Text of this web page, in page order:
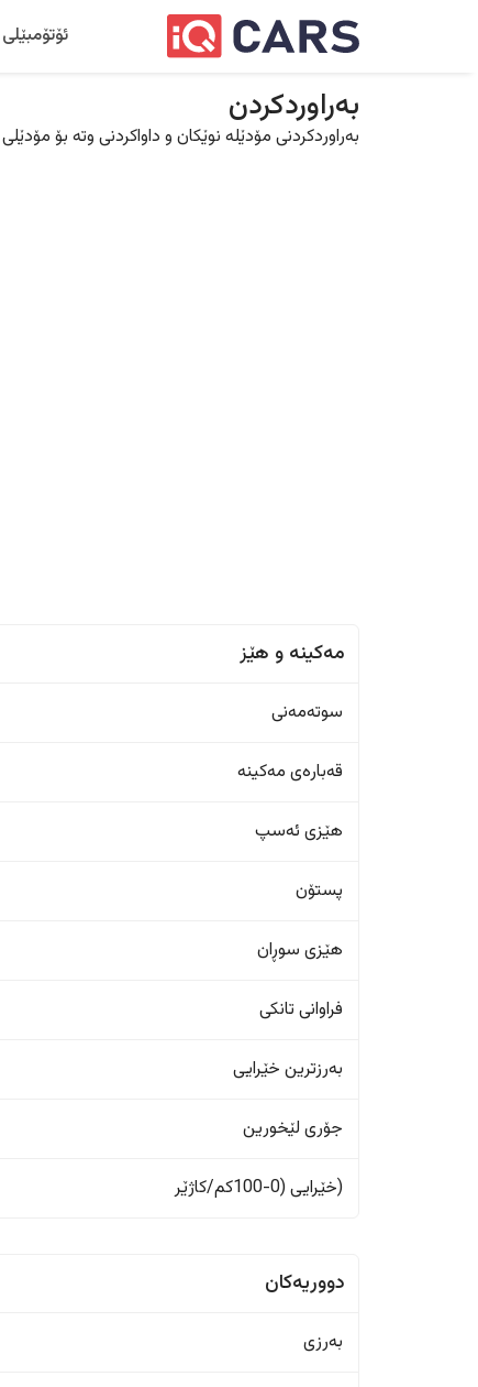
بەراوردکردن
بەراوردکردنی مۆدێلە نوێکان و داواکردنی وتە بۆ
مەکینە و هێز
سوتەمەنی
قەبارەی مەکینە
هێزی ئەسپ
پستۆن
هێزی سوڕان
فراوانی تانکی
بەرزترین خێرایی
جۆری لێخورین
(خێرایی (0-100کم/کاژێر
دووریەکان
بەرزی